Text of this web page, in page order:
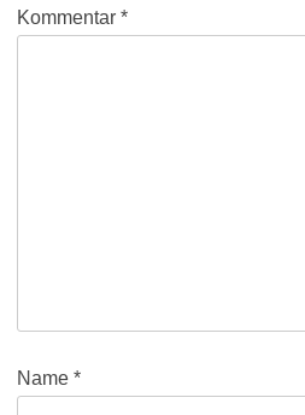
Kommentar *
Name *